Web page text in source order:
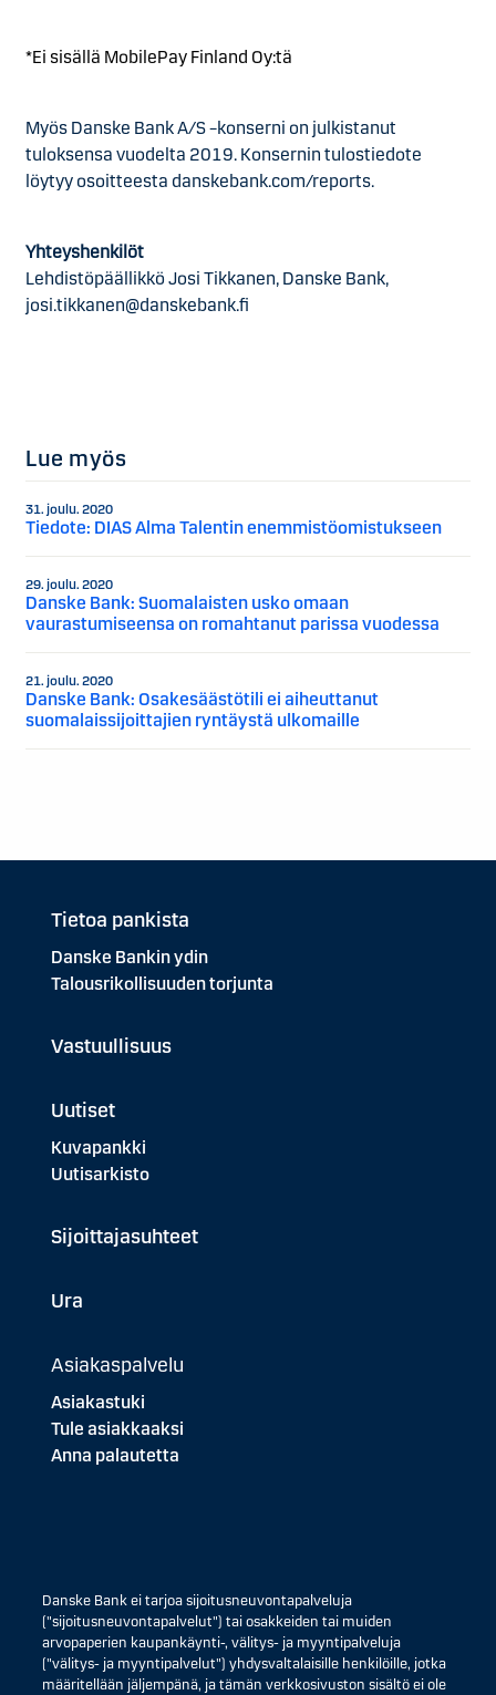
*Ei sisällä MobilePay Finland Oy:tä
Myös Danske Bank A/S –konserni on julkistanut
tuloksensa vuodelta 2019. Konsernin tulostiedote
löytyy osoitteesta danskebank.com/reports.
Yhteyshenkilöt
Lehdistöpäällikkö Josi Tikkanen, Danske Bank,
josi.tikkanen@danskebank.fi
Lue myös
31. joulu. 2020
Tiedote: DIAS Alma Talentin enemmistöomistukseen
29. joulu. 2020
Danske Bank: Suomalaisten usko omaan
vaurastumiseensa on romahtanut parissa vuodessa
21. joulu. 2020
Danske Bank: Osakesäästötili ei aiheuttanut
suomalaissijoittajien ryntäystä ulkomaille
Tietoa pankista
Danske Bankin ydin
Talousrikollisuuden torjunta
Vastuullisuus
Uutiset
Kuvapankki
Uutisarkisto
Sijoittajasuhteet
Ura
Asiakaspalvelu
Asiakastuki
Tule asiakkaaksi
Anna palautetta
Danske Bank ei tarjoa sijoitusneuvontapalveluja
("sijoitusneuvontapalvelut") tai osakkeiden tai muiden
arvopaperien kaupankäynti-, välitys- ja myyntipalveluja
("välitys- ja myyntipalvelut") yhdysvaltalaisille henkilöille, jotka
määritellään jäljempänä, ja tämän verkkosivuston sisältö ei ole